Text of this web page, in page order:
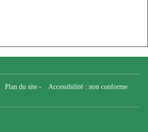
Plan du site- Accessibilité : non conforme